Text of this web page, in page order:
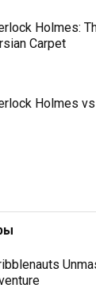
Holmes:
Carpet
Holmes